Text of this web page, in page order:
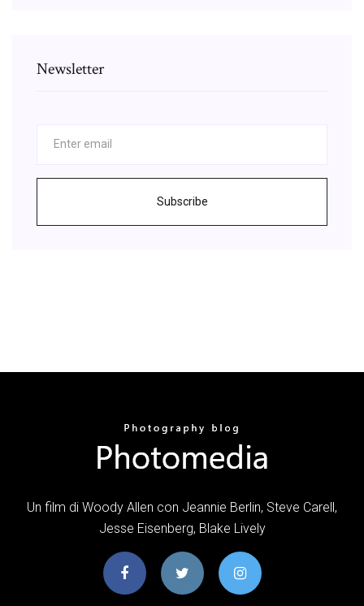
Newsletter
Subscribe
Un film di Woody Allen con Jeannie Berlin, Steve Carell,
Jesse Eisenberg, Blake Lively